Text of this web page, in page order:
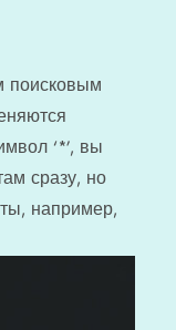
поисковым
‘*’, вы
сразу, но
например,